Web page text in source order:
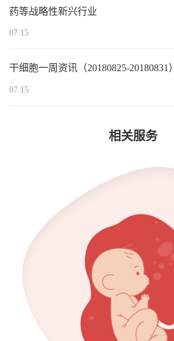
药等战略性新兴行业
07.15
干细胞一周资讯（20180825-20180831）
07.15
相关服务